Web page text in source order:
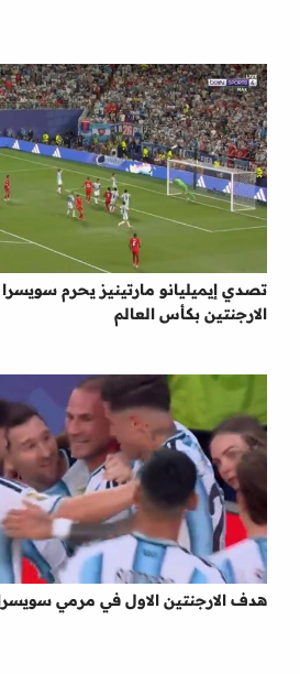
تصدي إيميليانو مارتينيز يحرم
الارجنتين بكأس العالم
هدف الارجنتين الاول في مرمي